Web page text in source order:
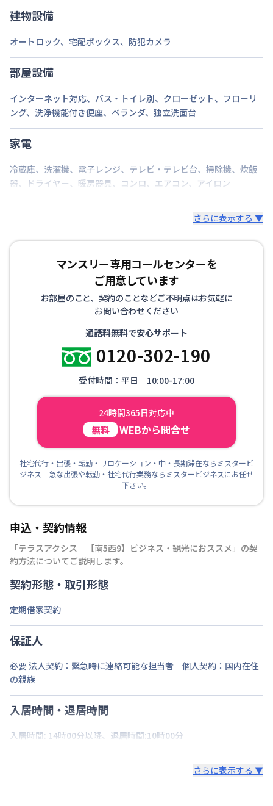
情報更新日
建物設備
オートロック、 宅配ボックス、 防犯カメラ
部屋設備
インターネット対応、 バス・トイレ別、 クローゼット、 フローリ
ング、 洗浄機能付き便座、 ベランダ、 独立洗面台
家電
冷蔵庫、 洗濯機、 電子レンジ、 テレビ・テレビ台、 掃除機、 炊飯
器、 ドライヤー、 暖房器具、 コンロ、 エアコン、 アイロン
さらに表示する ▼
マンスリー専用コールセンターを
ご用意しています
お部屋のこと、契約のことなどご不明点はお気軽に
お問い合わせください
通話料無料で安心サポート
0120-302-190
受付時間：平日 10:00-17:00
24時間365日対応中
無料 WEBから問合せ
社宅代行・出張・転勤・リロケーション・中・長期滞在ならミスタービ
ジネス 急な出張や転勤・社宅代行業務ならミスタービジネスにお任せ
下さい。
申込・契約情報
「テラスアクシス｜【南5西9】ビジネス・観光におススメ 」の契
約方法についてご説明します。
契約形態・取引形態
定期借家契約
保証人
必要 法人契約：緊急時に連絡可能な担当者 個人契約：国内在住
の親族
入居時間・退居時間
入居時間: 14時00分以降、退居時間:10時00分
さらに表示する ▼